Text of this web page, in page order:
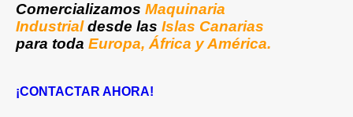
Comercializamos Maquinaria
Industrialdesde las Islas Canarias
para toda Europa, África y América.
¡CONTACTAR AHORA!